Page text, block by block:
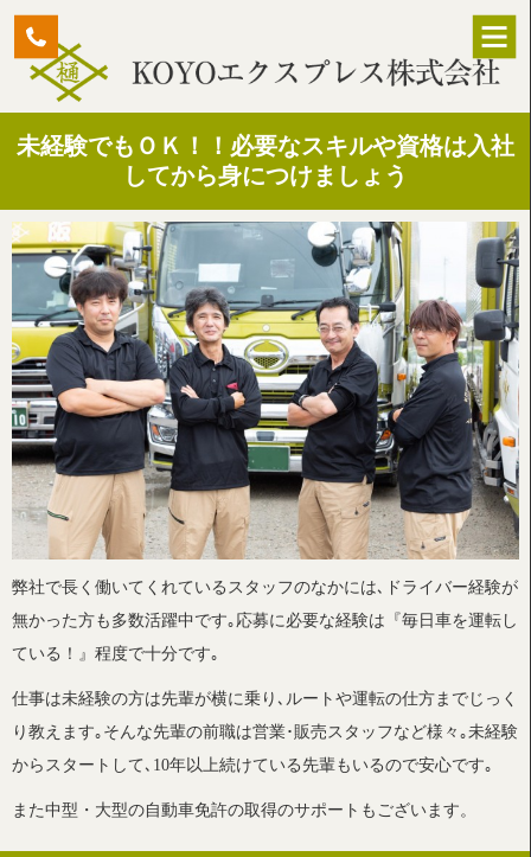
トップページ
事業内容
取り組み
会社概要
求人情報
お問い合わせ
オフィシャルブログ
未経験でもＯＫ！！必要なスキルや資格は入社
してから身につけましょう
弊社で長く働いてくれているスタッフのなかには､ドライバー経験が
無かった方も多数活躍中です｡応募に必要な経験は『毎日車を運転し
ている！』程度で十分です｡
仕事は未経験の方は先輩が横に乗り､ルートや運転の仕方までじっく
り教えます｡そんな先輩の前職は営業･販売スタッフなど様々｡未経験
からスタートして､10年以上続けている先輩もいるので安心です｡
また中型・大型の自動車免許の取得のサポートもございます。